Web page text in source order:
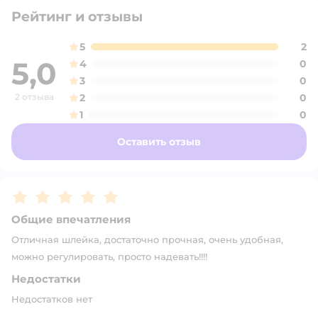
Рейтинг и отзывы
5,0
2 отзыва
5
2
4
0
3
0
2
0
1
0
Оставить отзыв
Рейтинг:5
Общие впечатления
Отличная шлейка, достаточно прочная, очень удобная,
можно регулировать, просто надевать!!!!
Недостатки
Недостатков нет